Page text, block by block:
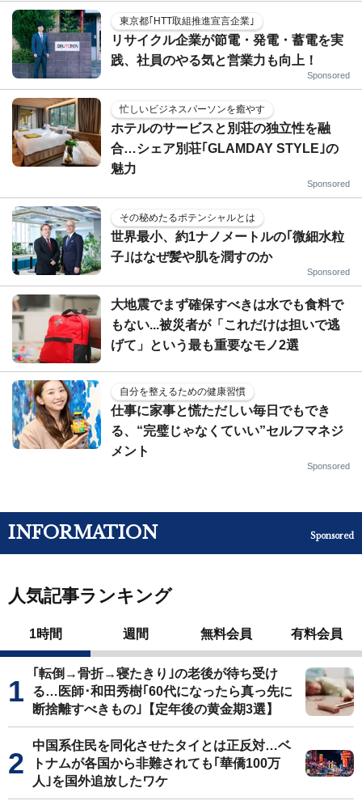
東京都｢HTT取組推進宣言企業｣
リサイクル企業が節電・発電・蓄電を実
践、社員のやる気と営業力も向上！
Sponsored
忙しいビジネスパーソンを癒やす
ホテルのサービスと別荘の独立性を融
合…シェア別荘｢GLAMDAY STYLE｣の
魅力
Sponsored
その秘めたるポテンシャルとは
世界最小、約1ナノメートルの｢微細水粒
子｣はなぜ髪や肌を潤すのか
Sponsored
大地震でまず確保すべきは水でも食料で
もない...被災者が「これだけは担いで逃
げて」という最も重要なモノ2選
自分を整えるための健康習慣
仕事に家事と慌ただしい毎日でもでき
る、“完璧じゃなくていい”セルフマネジ
メント
Sponsored
INFORMATION Sponsored
人気記事ランキング
1時間 週間 無料会員 有料会員
｢転倒→骨折→寝たきり｣の老後が待ち受け
る…医師･和田秀樹｢60代になったら真っ先に
断捨離すべきもの｣【定年後の黄金期3選】
中国系住民を同化させたタイとは正反対…ベ
トナムが各国から非難されても｢華僑100万
人｣を国外追放したワケ